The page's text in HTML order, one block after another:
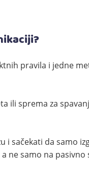
pravila i jedne
ili sprema za
i sačekati da samo
ne samo na pasivno